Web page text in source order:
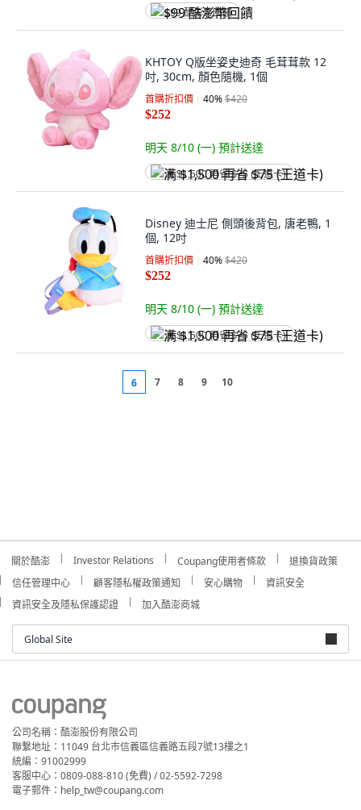
$99 酷澎幣回饋
KHTOY Q版坐姿史迪奇 毛茸茸款 12
吋, 30cm, 顏色隨機, 1個
首購折扣價 40%$420
$252
明天 8/10 (一) 預計送達
满 $1,500 再省 $75 (王道卡)
Disney 迪士尼 側頭後背包, 唐老鴨, 1
個, 12吋
首購折扣價 40%$420
$252
明天 8/10 (一) 預計送達
满 $1,500 再省 $75 (王道卡)
6 7 8 9 10
關於酷澎 Investor Relations Coupang使用者條款
退換貨政策
信任管理中心
顧客隱私權政策通知 安心購物
資訊安全
資訊安全及隱私保護認證
加入酷澎商城
Global Site
公司名稱：酷澎股份有限公司
聯繫地址：11049 台北市信義區信義路五段7號13樓之1
統編：91002999
客服中心：0809-088-810 (免費) / 02-5592-7298
電子郵件：help_tw@coupang.com